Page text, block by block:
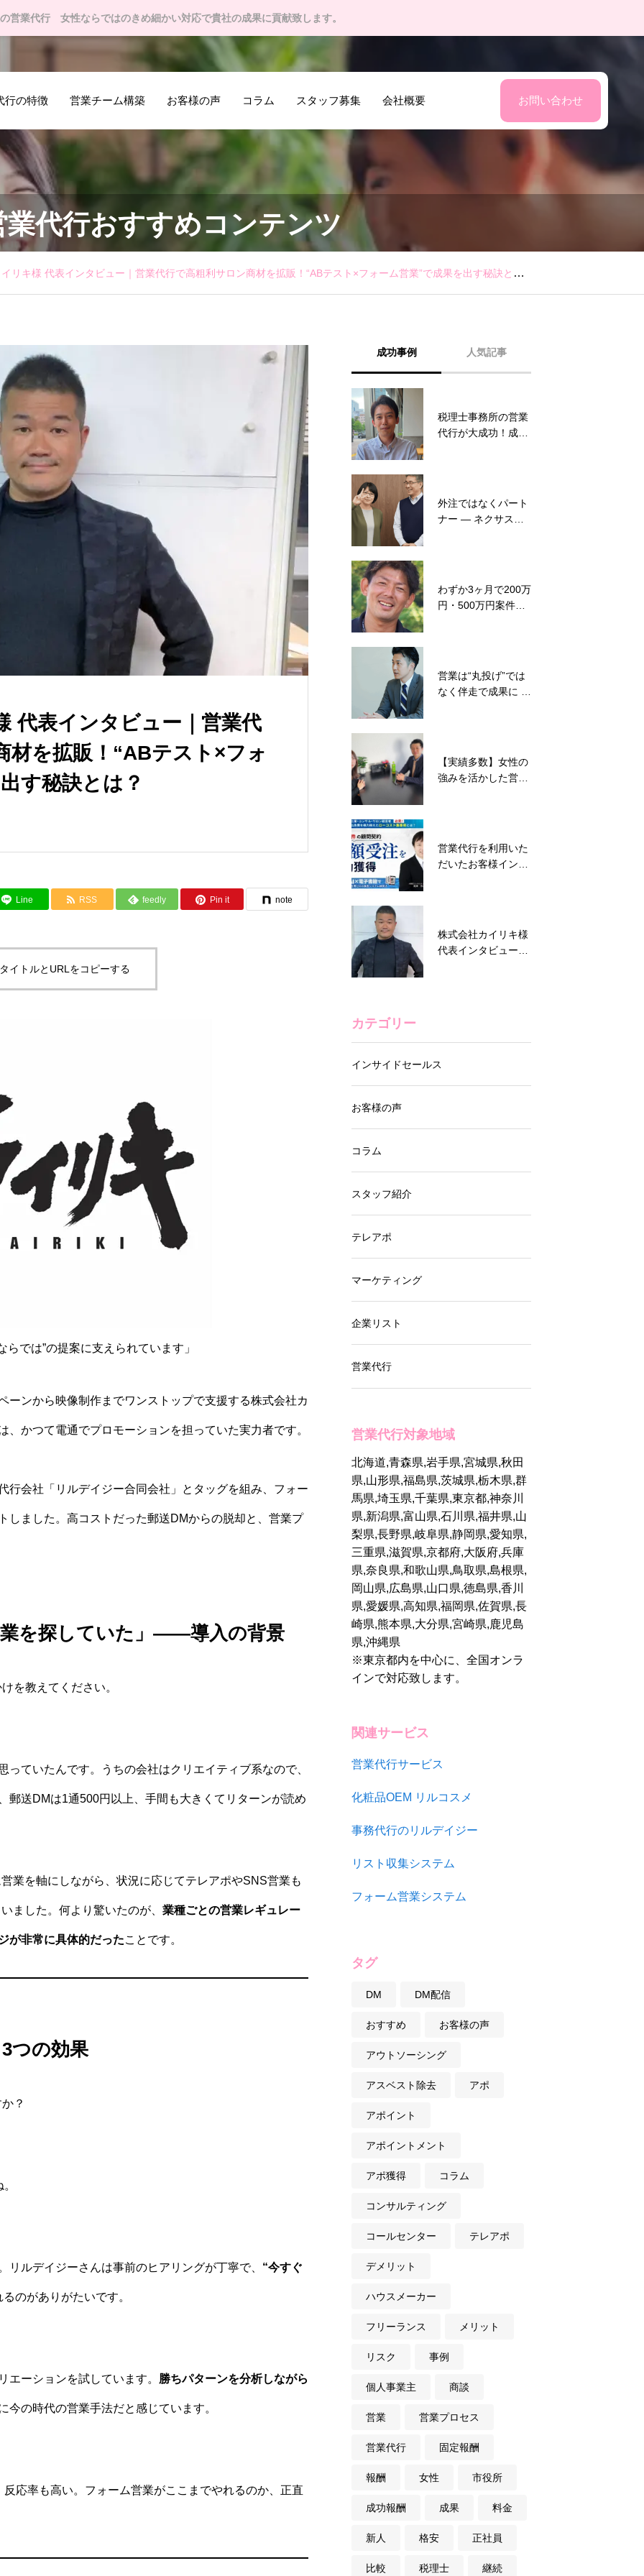
営業代行 女性ならではのきめ細かい対応で貴社の成果に貢献致します。
行の特徴 営業チーム構築 お客様の声 コラム スタッフ募集 会社概要 お問い合わせ
業代行おすすめコンテンツ
リキ様 代表インタビュー｜営業代行で高粗利サロン商材を拡販！“ABテスト×フォーム営業”で成果を出す秘訣とは？
代表インタビュー｜営業代
材を拡販！“ABテスト×フォ
す秘訣とは？
Line RSS feedly Pin it note
イトルとURLをコピーする
では”の提案に支えられています」
ーンから映像制作までワンストップで支援する株式会社カ
かつて電通でプロモーションを担っていた実力者です。
行会社「リルデイジー合同会社」とタッグを組み、フォー
しました。高コストだった郵送DMからの脱却と、営業プ
を探していた」——導入の背景
を教えてください。
ていたんです。うちの会社はクリエイティブ系なので、
郵送DMは1通500円以上、手間も大きくてリターンが読め
業を軸にしながら、状況に応じてテレアポやSNS営業も
ました。何より驚いたのが、 業種ごとの営業レギュレー
が非常に具体的だったことです。
つの効果
？
ルデイジーさんは事前のヒアリングが丁寧で、 “今すぐ
のがありがたいです。
エーションを試しています。 勝ちパターンを分析しながら
今の時代の営業手法だと感じています。
応率も高い。フォーム営業がここまでやれるのか、正直
成功事例 人気記事
税理士事務所の営業
代行が大成功！成果
外注ではなくパート
ナー ― ネクサスリ
わずか3ヶ月で200万
円・500万円案件を
成果
営業は“丸投げ”では
なく伴走で成果に ―
【実績多数】女性の
強みを活かした営業
ション高橋社長イン
タビュー
営業代行を利用いた
だいたお客様インタ
株式会社カイリキ様
代表インタビュー｜
軽貨物の営業代行で
1台から3台へ！女性
見込み客を掘り起こ
す！最高の方法を伝
せっかく採用した営
業マンがすぐ退職!?
営業代行おすすめ企
業多すぎ問題!?ニー
効率化で増収増益！
自社の営業マンには
実際のテレアポシー
ンをご紹介します。
テレアポ代行でコス
ト削減＆利益増大！
トを解説
の選び方！要チェッ
ク5項目徹底解説
営業戦略コンサルテ
ィングを利用すべき
シーンとは？選び方
は？
圧倒的なリストマー
た企業にピンポイン
ト提案”
カテゴリー
インサイドセールス
お客様の声
コラム
スタッフ紹介
テレアポ
マーケティング
企業リスト
営業代行
営業代行対象地域
北海道,青森県,岩手県,宮城県,秋田
県,山形県,福島県,茨城県,栃木県,群
馬県,埼玉県,千葉県,東京都,神奈川
県,新潟県,富山県,石川県,福井県,山
梨県,長野県,岐阜県,静岡県,愛知県,
三重県,滋賀県,京都府,大阪府,兵庫
県,奈良県,和歌山県,鳥取県,島根県,
岡山県,広島県,山口県,徳島県,香川
県,愛媛県,高知県,福岡県,佐賀県,長
崎県,熊本県,大分県,宮崎県,鹿児島
県,沖縄県
※東京都内を中心に、全国オンラ
インで対応致します。
関連サービス
営業代行サービス
化粧品OEM リルコスメ
事務代行のリルデイジー
リスト収集システム
フォーム営業システム
タグ
DM DM配信
おすすめ お客様の声
アウトソーシング
アスベスト除去 アポ
アポイント
アポイントメント
アポ獲得 コラム
コンサルティング
コールセンター テレアポ
デメリット
ハウスメーカー
フリーランス メリット
リスク 事例
個人事業主 商談
営業 営業プロセス
営業代行 固定報酬
報酬 女性 市役所
成功報酬 成果 料金
新人 格安 正社員
比較 税理士 継続